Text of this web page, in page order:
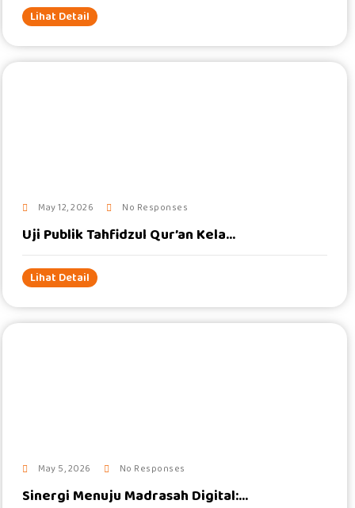
Lihat Detail
May 12, 2026 No Responses
Uji Publik Tahfidzul Qur’an Kela...
Lihat Detail
May 5, 2026 No Responses
Sinergi Menuju Madrasah Digital:...